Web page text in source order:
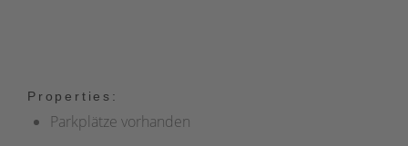
Properties:
Parkplätze vorhanden